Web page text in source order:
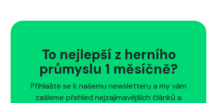
To nejlepší z herního
průmyslu 1 měsíčně?
Přihlašte se k našemu newsletteru a my vám
zašleme přehled nejzajímavějších článků a